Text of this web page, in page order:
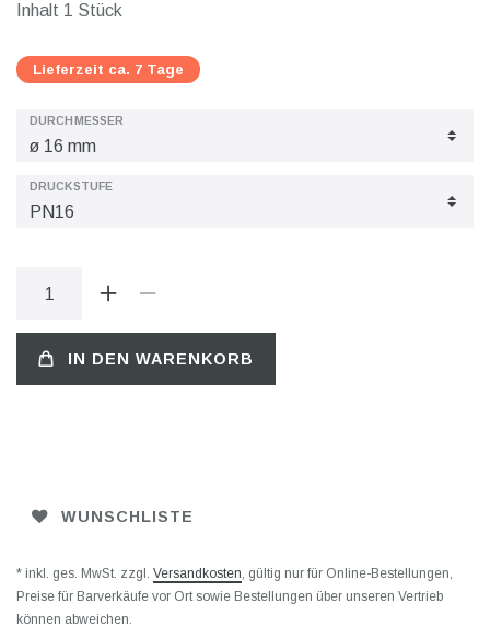
Inhalt 1 Stück
Lieferzeit ca. 7 Tage
DURCHMESSER
DRUCKSTUFE
IN DEN WARENKORB
WUNSCHLISTE
* inkl. ges. MwSt. zzgl. Versandkosten, gültig nur für Online-Bestellungen,
Preise für Barverkäufe vor Ort sowie Bestellungen über unseren Vertrieb
können abweichen.